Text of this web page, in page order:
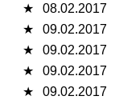
★
08.02.2017
★
09.02.2017
★
09.02.2017
★
09.02.2017
★
09.02.2017